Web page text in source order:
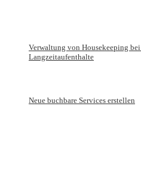
Verwaltung von Housekeeping
Langzeitaufenthalte
Neue buchbare Services erstellen